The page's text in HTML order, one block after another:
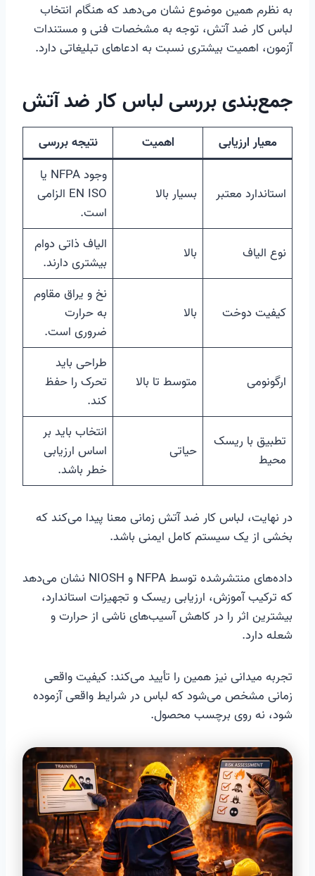
به نظرم همین موضوع نشان می‌دهد که هنگام انتخاب
لباس کار ضد آتش، توجه به مشخصات فنی و مستندات
آزمون، اهمیت بیشتری نسبت به ادعاهای تبلیغاتی دارد.
جمع‌بندی بررسی لباس کار ضد آتش
معیار ارزیابی اهمیت نتیجه بررسی
استاندارد معتبر بسیار بالا
وجود NFPA یا
EN ISO الزامی
است.
نوع الیاف بالا
الیاف ذاتی دوام
بیشتری دارند.
کیفیت دوخت بالا
نخ و یراق مقاوم
به حرارت
ضروری است.
ارگونومی متوسط تا بالا
طراحی باید
تحرک را حفظ
کند.
تطبیق با ریسک
محیط
حیاتی
انتخاب باید بر
اساس ارزیابی
خطر باشد.
در نهایت، لباس کار ضد آتش زمانی معنا پیدا می‌کند که
بخشی از یک سیستم کامل ایمنی باشد.
داده‌های منتشرشده توسط NFPA و NIOSH نشان می‌دهد
که ترکیب آموزش، ارزیابی ریسک و تجهیزات استاندارد،
بیشترین اثر را در کاهش آسیب‌های ناشی از حرارت و
شعله دارد.
تجربه میدانی نیز همین را تأیید می‌کند: کیفیت واقعی
زمانی مشخص می‌شود که لباس در شرایط واقعی آزموده
شود، نه روی برچسب محصول.